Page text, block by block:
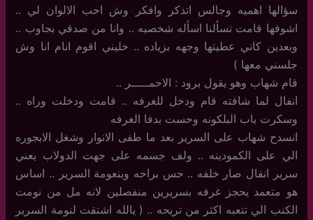
سؤالها اهميه وجالس اتذكر وافكر وش احب الالوان لي ..
اشوفها قامت تسألنا اسأله شخصيه .. وانا من صدقي بجاوب ..
وبعدين كاني عطيتها وجهه بزياده .. خليني اقوم انام انا وش
جلسني معها )
قام شهاب وهو يقول برود : الاحمـــــر ..
انفال لما شافته قام ودخل للغرفه .. قامت ودخلت وراه ..
وسكرت باب البلكونه وحست بدفا الغرفه
انسدح شهاب على السرير بعد ما طفى الانوار وشغل الابجوره
الي على الكمودينه .. ولف جسمه على جهت الدولاب يعني
سرير انفال صار خلفه .. حس براحه وبنعومة السرير .. اساس
هو متعمد يحجز غرفه بسريرين منفصلين لانه مل من نومت
الكنب الي تتعبه اكثر من تريحه .. ( يالله اشتقت لنومة السرير